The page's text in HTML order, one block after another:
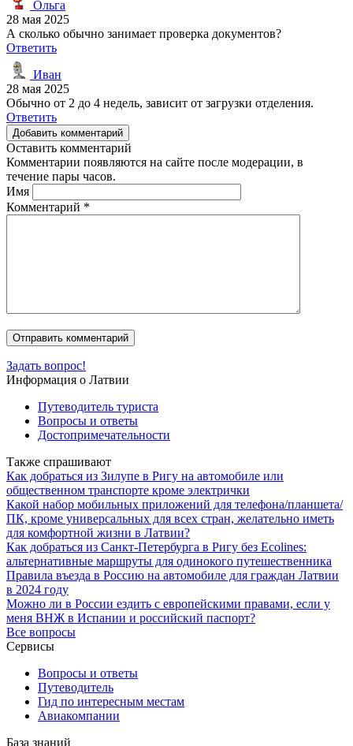
Ольга
28 мая 2025
А сколько обычно занимает проверка документов?
Ответить
Иван
28 мая 2025
Обычно от 2 до 4 недель, зависит от загрузки отделения.
Ответить
Добавить комментарий
Оставить комментарий
Комментарии появляются на сайте после модерации, в
течение пары часов.
Имя
Комментарий *
Задать вопрос!
Информация о Латвии
Путеводитель туриста
Вопросы и ответы
Достопримечательности
Также спрашивают
Как добраться из Зилупе в Ригу на автомобиле или
общественном транспорте кроме электрички
Какой набор мобильных приложений для телефона/планшета/
ПК, кроме универсальных для всех стран, желательно иметь
для комфортной жизни в Латвии?
Как добраться из Санкт-Петербурга в Ригу без Ecolines:
альтернативные маршруты для одинокого путешественника
Правила въезда в Россию на автомобиле для граждан Латвии
в 2024 году
Можно ли в России ездить с европейскими правами, если у
меня ВНЖ в Испании и российский паспорт?
Все вопросы
Сервисы
Вопросы и ответы
Путеводитель
Гид по интересным местам
Авиакомпании
База знаний